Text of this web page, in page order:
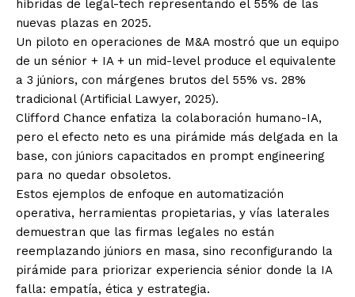
híbridas de legal-tech representando el 55% de las
nuevas plazas en 2025.
Un piloto en operaciones de M&A mostró que un equipo
de un sénior + IA + un mid-level produce el equivalente
a 3 júniors, con márgenes brutos del 55% vs. 28%
tradicional (Artificial Lawyer, 2025).
Clifford Chance enfatiza la colaboración humano-IA,
pero el efecto neto es una pirámide más delgada en la
base, con júniors capacitados en prompt engineering
para no quedar obsoletos.
Estos ejemplos de enfoque en automatización
operativa, herramientas propietarias, y vías laterales
demuestran que las firmas legales no están
reemplazando júniors en masa, sino reconfigurando la
pirámide para priorizar experiencia sénior donde la IA
falla: empatía, ética y estrategia.